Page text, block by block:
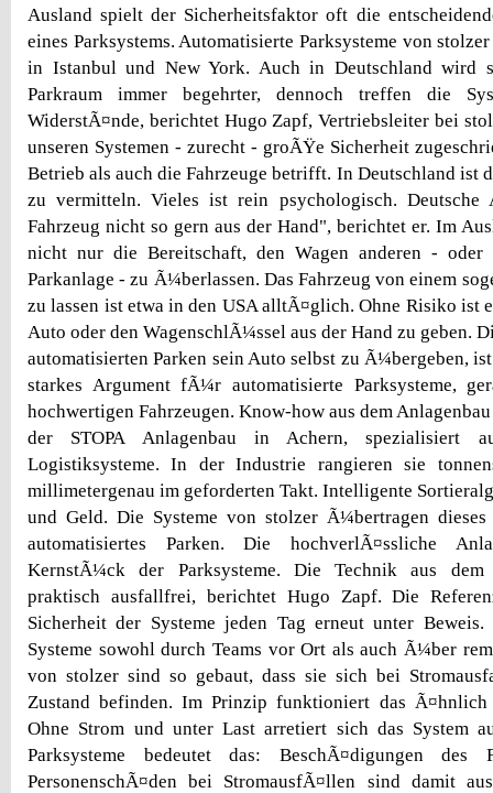
Ausland spielt der Sicherheitsfaktor oft die
eines Parksystems. Automatisierte Parksysteme von
in Istanbul und New York. Auch in Deutschland wird
Parkraum immer begehrter, dennoch treffen die
WiderstÃ¤nde, berichtet Hugo Zapf, Vertriebsleiter bei
unseren Systemen - zurecht - groÃŸe Sicherheit
Betrieb als auch die Fahrzeuge betrifft. In Deutschland ist
zu vermitteln. Vieles ist rein psychologisch. Deutsche
Fahrzeug nicht so gern aus der Hand", berichtet er. Im
nicht nur die Bereitschaft, den Wagen anderen - oder
Parkanlage - zu Ã¼berlassen. Das Fahrzeug von einem
zu lassen ist etwa in den USA alltÃ¤glich. Ohne Risiko ist
Auto oder den WagenschlÃ¼ssel aus der Hand zu geben.
automatisierten Parken sein Auto selbst zu Ã¼bergeben,
starkes Argument fÃ¼r automatisierte Parksysteme,
hochwertigen Fahrzeugen. Know-how aus dem
der STOPA Anlagenbau in Achern, spezialisiert
Logistiksysteme. In der Industrie rangieren sie
millimetergenau im geforderten Takt. Intelligente
und Geld. Die Systeme von stolzer Ã¼bertragen
automatisiertes Parken. Die hochverlÃ¤ssliche
KernstÃ¼ck der Parksysteme. Die Technik aus dem
praktisch ausfallfrei, berichtet Hugo Zapf. Die
Sicherheit der Systeme jeden Tag erneut unter
Systeme sowohl durch Teams vor Ort als auch Ã¼ber
von stolzer sind so gebaut, dass sie sich bei
Zustand befinden. Im Prinzip funktioniert das
Ohne Strom und unter Last arretiert sich das System
Parksysteme bedeutet das: BeschÃ¤digungen des
PersonenschÃ¤den bei StromausfÃ¤llen sind damit